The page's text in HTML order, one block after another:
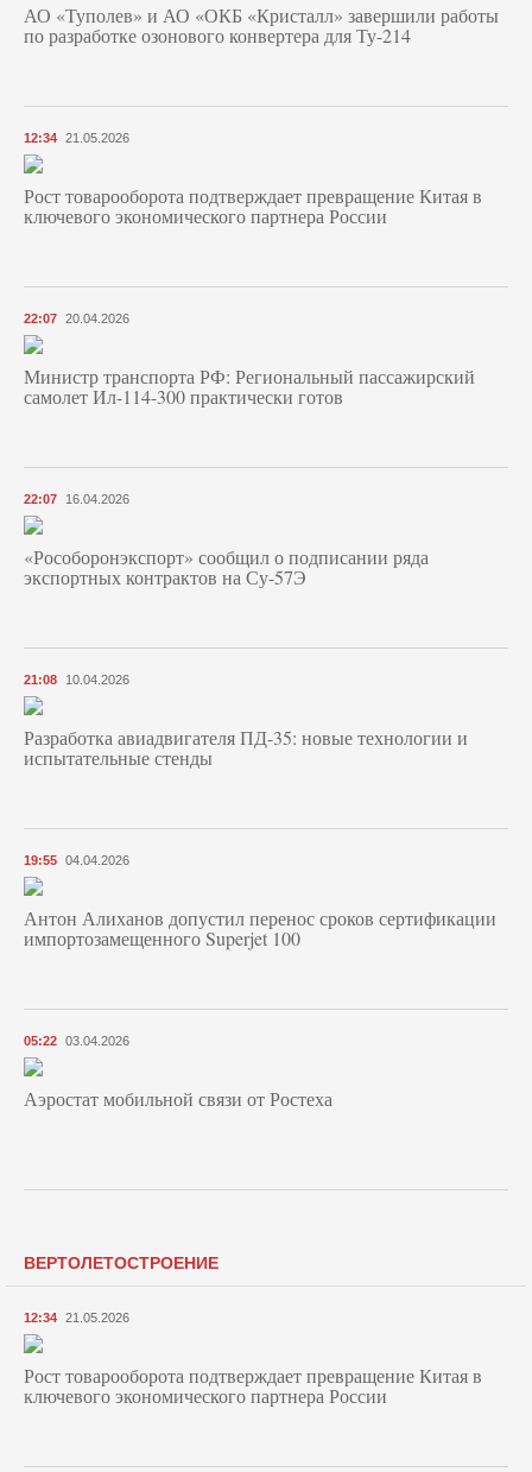
АО «Туполев» и АО «ОКБ «Кристалл» завершили работы
по разработке озонового конвертера для Ту-214
12:34 21.05.2026
Рост товарооборота подтверждает превращение Китая в
ключевого экономического партнера России
22:07 20.04.2026
Министр транспорта РФ: Региональный пассажирский
самолет Ил-114-300 практически готов
22:07 16.04.2026
«Рособоронэкспорт» сообщил о подписании ряда
экспортных контрактов на Су-57Э
21:08 10.04.2026
Разработка авиадвигателя ПД-35: новые технологии и
испытательные стенды
19:55 04.04.2026
Антон Алиханов допустил перенос сроков сертификации
импортозамещенного Superjet 100
05:22 03.04.2026
Аэростат мобильной связи от Ростеха
ВЕРТОЛЕТОСТРОЕНИЕ
12:34 21.05.2026
Рост товарооборота подтверждает превращение Китая в
ключевого экономического партнера России